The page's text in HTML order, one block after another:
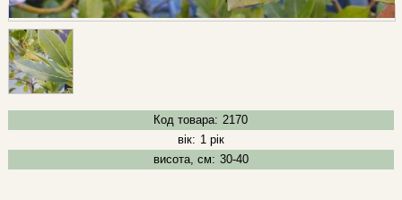
Код товара: 2170
вік: 1 рік
висота, см: 30-40